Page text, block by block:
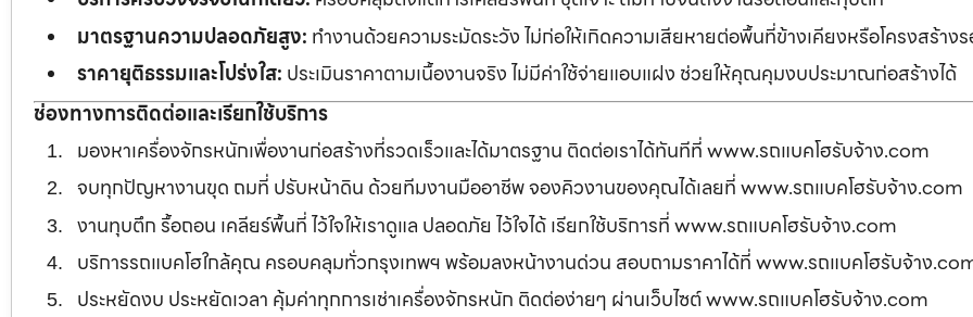
มาตรฐานความปลอดภัยสูง: ทำงานด้วยความระมัดระวัง ไม่ก่อให้เกิดความเสียหายต่อพื้นที่ข้างเคียงหรือโครงสร้าง
ราคายุติธรรมและโปร่งใส: ประเมินราคาตามเนื้องานจริง ไม่มีค่าใช้จ่ายแอบแฝง ช่วยให้คุณคุมงบประมาณก่อสร้างได้
ช่องทางการติดต่อและเรียกใช้บริการ
มองหาเครื่องจักรหนักเพื่องานก่อสร้างที่รวดเร็วและได้มาตรฐาน ติดต่อเราได้ทันทีที่ www.รถแบคโฮรับจ้าง.com
จบทุกปัญหางานขุด ถมที่ ปรับหน้าดิน ด้วยทีมงานมืออาชีพ จองคิวงานของคุณได้เลยที่ www.รถแบคโฮรับจ้าง.com
งานทุบตึก รื้อถอน เคลียร์พื้นที่ ไว้ใจให้เราดูแล ปลอดภัย ไว้ใจได้ เรียกใช้บริการที่ www.รถแบคโฮรับจ้าง.com
บริการรถแบคโฮใกล้คุณ ครอบคลุมทั่วกรุงเทพฯ พร้อมลงหน้างานด่วน สอบถามราคาได้ที่ www.รถแบคโฮรับจ้าง
ประหยัดงบ ประหยัดเวลา คุ้มค่าทุกการเช่าเครื่องจักรหนัก ติดต่อง่ายๆ ผ่านเว็บไซต์ www.รถแบคโฮรับจ้าง.com